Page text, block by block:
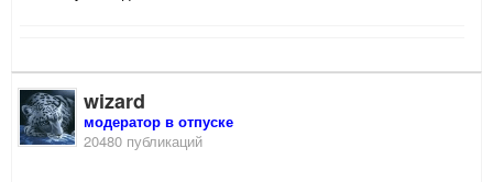
wizard
модератор в отпуске
20480 публикаций